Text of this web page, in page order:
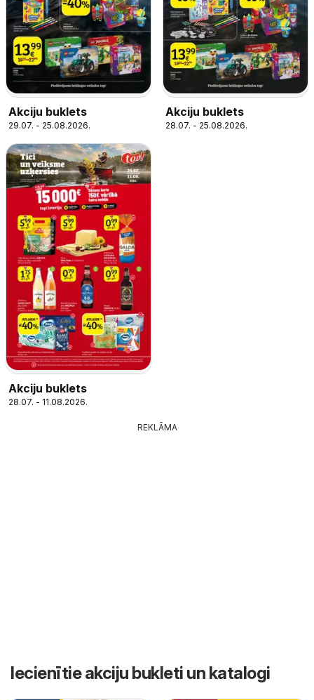
Akciju buklets
29.07. - 25.08.2026.
Akciju buklets
28.07. - 25.08.2026.
Akciju buklets
28.07. - 11.08.2026.
REKLĀMA
Iecienītie akciju bukleti un katalogi